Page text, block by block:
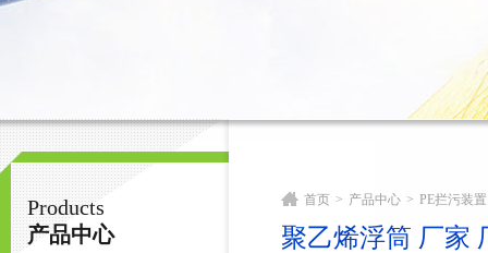
宁波君益塑业有限公司
Products
产品中心
首页 > 产品中心 > PE拦污装置
聚乙烯浮筒 厂家